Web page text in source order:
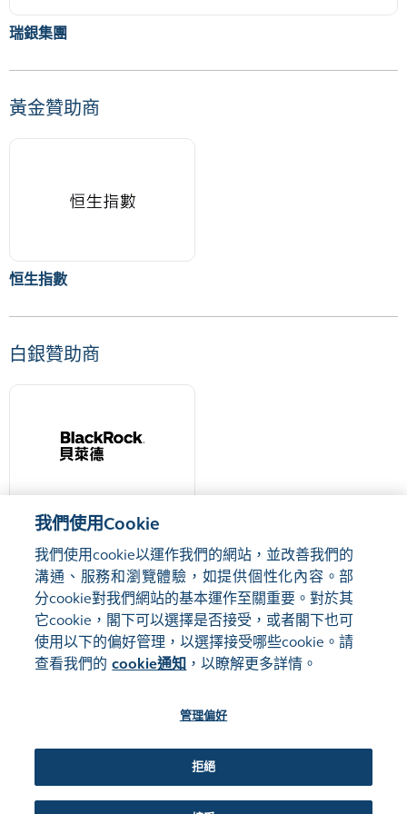
瑞銀集團
黃金贊助商
恒生指數
白銀贊助商
貝萊德
網站地圖
使用條款
cookie通知
©2016-26 香港交易及結算所有限公司版權所有，翻印必究
我們使用Cookie
我們使用cookie以運作我們的網站，並改善我們的
溝通、服務和瀏覽體驗，如提供個性化內容。部
分cookie對我們網站的基本運作至關重要。對於其
它cookie，閣下可以選擇是否接受，或者閣下也可
使用以下的偏好管理，以選擇接受哪些cookie。請
查看我們的 cookie通知 ，以瞭解更多詳情。
管理偏好
拒絕